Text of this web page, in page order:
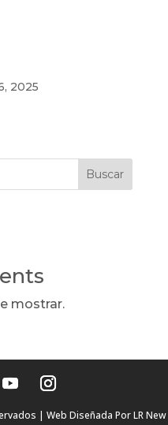
2025
Buscar
mostrar.
| Web Diseñada PorLR New